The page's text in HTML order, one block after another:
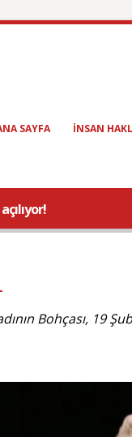
SAYFA INSAN
Bohçası, 19